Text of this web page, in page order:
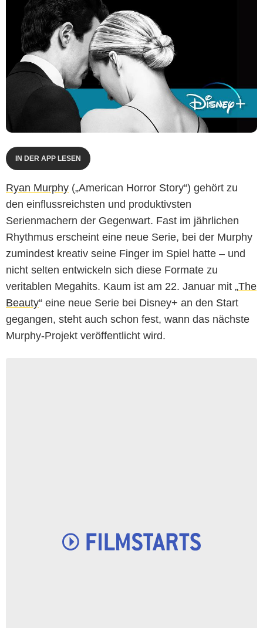
IN DER APP LESEN
Ryan Murphy („American Horror Story“) gehört zu
den einflussreichsten und produktivsten
Serienmachern der Gegenwart. Fast im jährlichen
Rhythmus erscheint eine neue Serie, bei der Murphy
zumindest kreativ seine Finger im Spiel hatte – und
nicht selten entwickeln sich diese Formate zu
veritablen Megahits. Kaum ist am 22. Januar mit „The
Beauty“ eine neue Serie bei Disney+ an den Start
gegangen, steht auch schon fest, wann das nächste
Murphy-Projekt veröffentlicht wird.